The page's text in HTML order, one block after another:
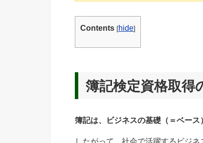
Contents [hide]
簿記検定資格取得
簿記は、ビジネスの基礎（＝ベース
したがって、社会で活躍するビジ